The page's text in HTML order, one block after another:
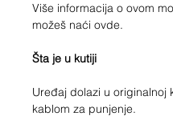
Više informacija o ovom
možeš naći ovde.
Šta je u kutiji
Uređaj dolazi u originalnoj
kablom za punjenje.